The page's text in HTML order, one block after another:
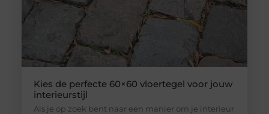
Kies de perfecte 60×60 vloertegel voor jouw
interieurstijl
Als je op zoek bent naar een manier om je interieur